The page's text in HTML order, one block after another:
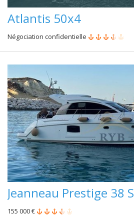
Atlantis 50x4
Négociation confidentielle
Jeanneau Prestige 38 S
155 000 €